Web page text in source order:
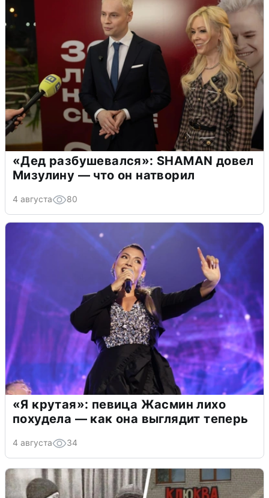
«Дед разбушевался»: SHAMAN довел
Мизулину — что он натворил
4 августа 80
«Я крутая»: певица Жасмин лихо
похудела — как она выглядит теперь
4 августа 34